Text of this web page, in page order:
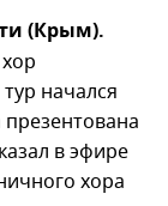
(Крым).
начался
презентована
в эфире
хора